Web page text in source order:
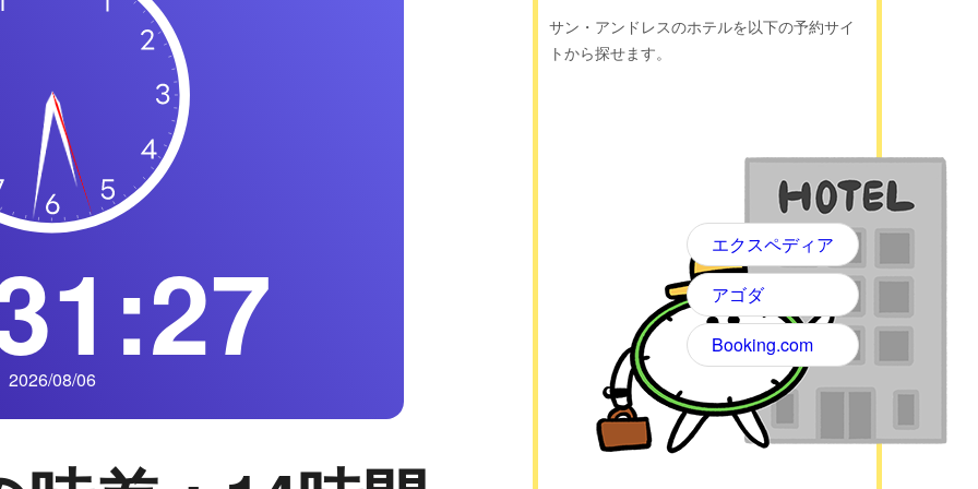
2026/08/06
サン・アンドレスのホテルを以下の予約サイ
トから探せます。
エクスペディア
アゴダ
Booking.com